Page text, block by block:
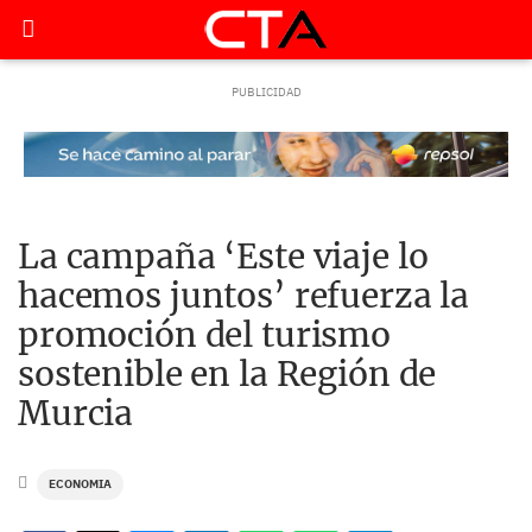
La campaña ‘Este viaje lo
hacemos juntos’ refuerza la
promoción del turismo
sostenible en la Región de
Murcia
ECONOMIA